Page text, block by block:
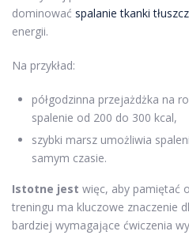
dominować spalanie tkanki
energii.
Na przykład:
półgodzinna przejażdżka na
spalenie od 200 do 300 kcal,
szybki marsz umożliwia
samym czasie.
Istotne jest więc, aby pamiętać
treningu ma kluczowe znaczenie
bardziej wymagające ćwiczenia